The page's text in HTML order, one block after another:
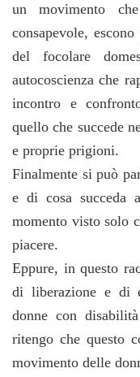
un movimento
consapevole,
del focolare
autocoscienza che
incontro e
quello che succede
e proprie prigioni.
Finalmente si può
e di cosa succeda
momento visto solo
piacere.
Eppure, in questo
di liberazione e di
donne con
ritengo che questo
movimento delle